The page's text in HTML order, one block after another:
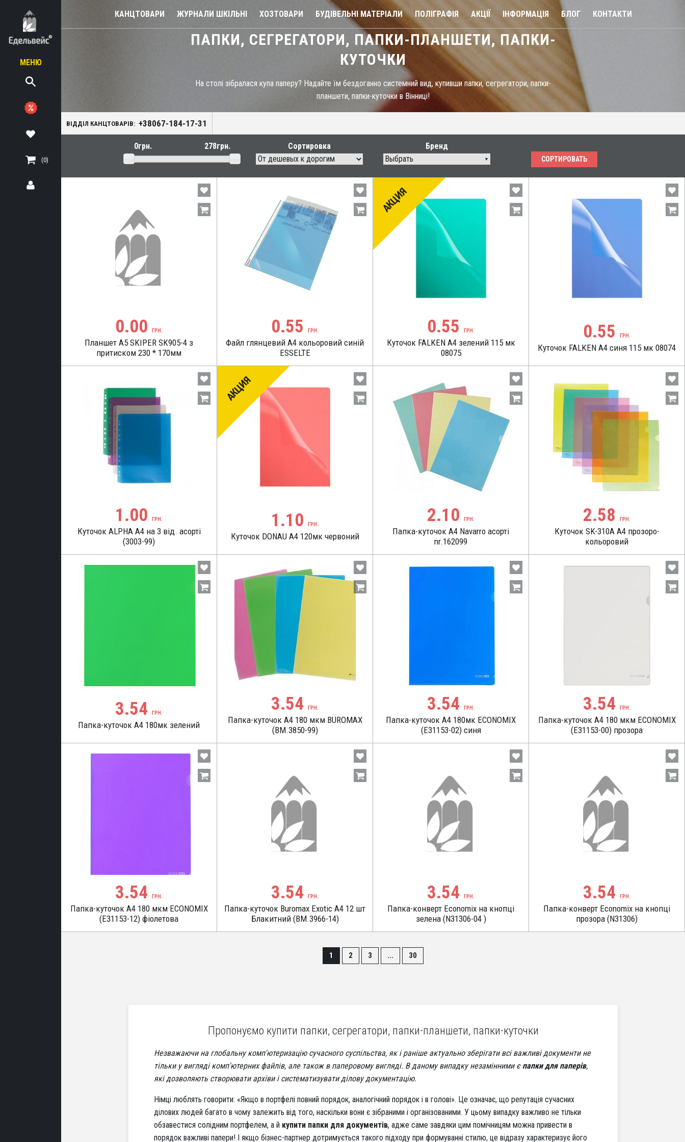
МЕНЮ
(0)
настільні
папки-планшети,
КАНЦТОВАРИ ЖУРНАЛИ ШКІЛЬНІ ХОЗТОВАРИ БУДІВЕЛЬНІ МАТЕРІАЛИ ПОЛІГРАФІЯ АКЦІЇ ІНФОРМАЦІЯ БЛОГ КОНТАКТИ
ПАПКИ, СЕГРЕГАТОРИ, ПАПКИ-ПЛАНШЕТИ, ПАПКИ-
КУТОЧКИ
На столі зібралася купа паперу? Надайте їм бездоганно системний вид, купивши папки, сегрегатори, папки-
планшети, папки-куточки в Вінниці!
ВІДДІЛ КАНЦТОВАРІВ: +38067-184-17-31
Сортировка
Бренд
Выбрать
СОРТИРОВАТЬ
0.00 ГРН.
Планшет А5 SKIPER SK905-4 з
притиском 230 * 170мм
0.55 ГРН.
Файл глянцевий А4 кольоровий синій
ESSELTE
АКЦИЯ
0.55 ГРН.
Куточок FALKEN А4 зелений 115 мк
08075
0.55 ГРН.
Куточок FALKEN А4 синя 115 мк 08074
1.00 ГРН.
Куточок ALPHA А4 на 3 від. асорті
(3003-99)
АКЦИЯ
1.10 ГРН.
Куточок DONAU А4 120мк червоний
2.10 ГРН.
Папка-куточок А4 Navarro асорті
nr.162099
2.58 ГРН.
Куточок SK-310А А4 прозоро-
кольоровий
3.54 ГРН.
Папка-куточок А4 180мк зелений
3.54 ГРН.
Папка-куточок А4 180 мкм BUROMAX
(BM.3850-99)
3.54 ГРН.
Папка-куточок А4 180мк ECONOMIX
(Е31153-02) синя
3.54 ГРН.
Папка-куточок А4 180 мкм ECONOMIX
(Е31153-00) прозора
3.54 ГРН.
Папка-куточок А4 180 мкм ECONOMIX
(Е31153-12) фіолетова
3.54 ГРН.
Папка-куточок Buromax Exotic A4 12 шт
Блакитний (BM.3966-14)
3.54 ГРН.
Папка-конверт Economix на кнопці
зелена (N31306-04 )
3.54 ГРН.
Папка-конверт Economix на кнопці
прозора (N31306)
1 2 3 ... 30
Пропонуємо купити папки, сегрегатори, папки-планшети, папки-куточки
Незважаючи на глобальну комп'ютеризацію сучасного суспільства, як і раніше актуально зберігати всі важливі документи не
тільки у вигляді комп'ютерних файлів, але також в паперовому вигляді. В даному випадку незамінними є папки для паперів,
які дозволяють створювати архіви і систематизувати ділову документацію.
Німці люблять говорити: «Якщо в портфелі повний порядок, аналогічний порядок і в голові». Це означає, що репутація сучасних
ділових людей багато в чому залежить від того, наскільки вони є зібраними і організованими. У цьому випадку важливо не тільки
обзавестися солідним портфелем, а й купити папки для документів, адже саме завдяки цим помічницям можна привести в
порядок важливі папери! І якщо бізнес-партнер дотримується такого підходу при формуванні стилю, це відразу характеризує його